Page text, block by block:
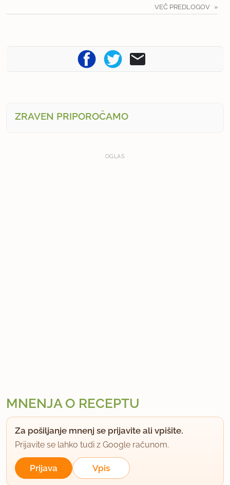
VEČ PREDLOGOV
ZRAVEN PRIPOROČAMO
OGLAS
MNENJA O RECEPTU
Za pošiljanje mnenj se prijavite ali vpišite.
Prijavite se lahko tudi z Google računom.
Prijava Vpis